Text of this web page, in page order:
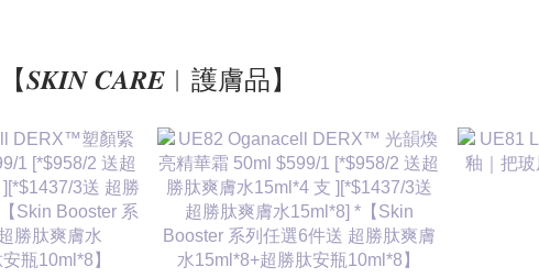
【𝑺𝑲𝑰𝑵 𝑪𝑨𝑹𝑬︱護膚品】